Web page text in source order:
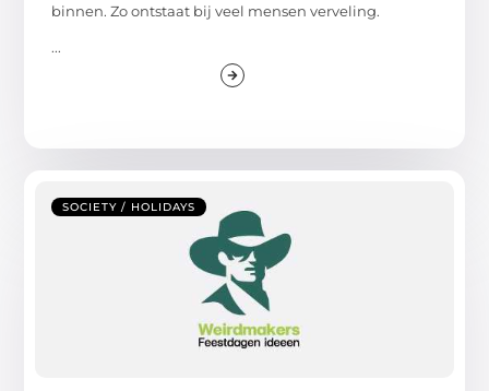
binnen. Zo ontstaat bij veel mensen verveling.
...
SOCIETY / HOLIDAYS